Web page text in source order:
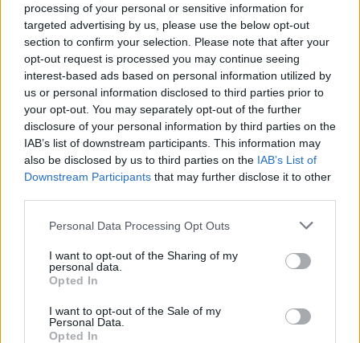
processing of your personal or sensitive information for
targeted advertising by us, please use the below opt-out
section to confirm your selection. Please note that after your
opt-out request is processed you may continue seeing
interest-based ads based on personal information utilized by
us or personal information disclosed to third parties prior to
your opt-out. You may separately opt-out of the further
disclosure of your personal information by third parties on the
IAB’s list of downstream participants. This information may
also be disclosed by us to third parties on the IAB’s List of
Downstream Participants that may further disclose it to other
Personal Data Processing Opt Outs
I want to opt-out of the Sharing of my
personal data.
Opted In
I want to opt-out of the Sale of my
Personal Data.
Opted In